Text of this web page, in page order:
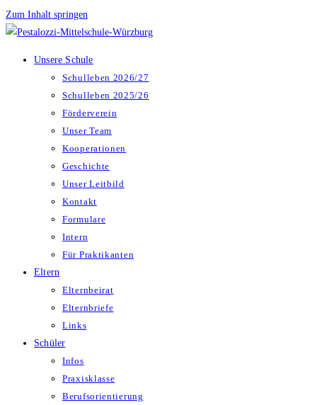
Zum Inhalt springen
Unsere Schule
Schulleben 2026/27
Schulleben 2025/26
Förderverein
Unser Team
Kooperationen
Geschichte
Unser Leitbild
Kontakt
Formulare
Intern
Für Praktikanten
Eltern
Elternbeirat
Elternbriefe
Links
Schüler
Infos
Praxisklasse
Berufsorientierung